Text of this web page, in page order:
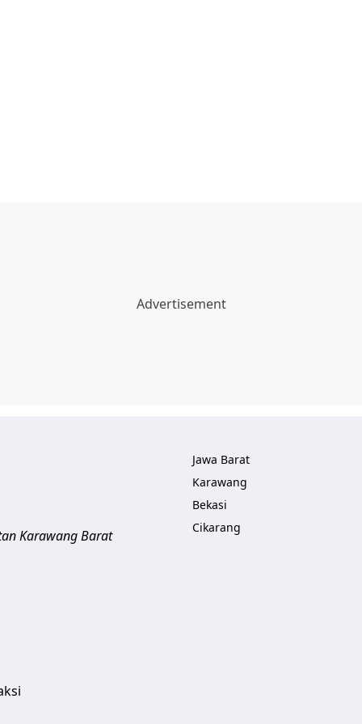
Karawang Barat
Jawa Barat
Karawang
Bekasi
Cikarang